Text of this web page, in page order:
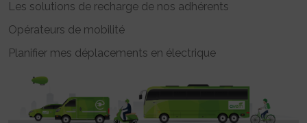
Les solutions de recharge de nos adhérents
Opérateurs de mobilité
Planifier mes déplacements en électrique